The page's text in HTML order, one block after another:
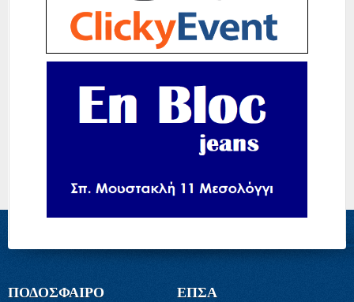
ΠΟΔΟΣΦΑΙΡΟ ΕΠΣΑ